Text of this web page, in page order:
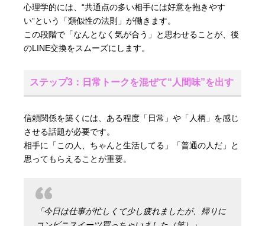
心理学的には、“共通点の多い相手には好意を抱きやす
い”という「類似性の法則」が働きます。
この段階で「なんとなく気が合う」と思わせることが、後
のLINE交換をスムーズにします。
ステップ3：日常トークを混ぜて“人間味”を出す
信頼関係を築くには、ある程度「日常」や「人柄」を感じ
させる話題が必要です。
相手に「この人、ちゃんと生活してる」「普通の人だ」と
思ってもらえることが重要。
「今日は仕事が忙しくて少し疲れましたが、帰りに